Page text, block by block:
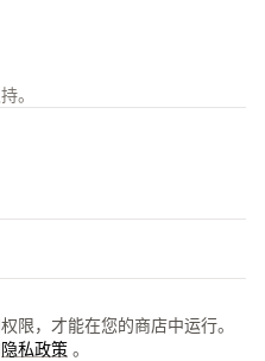
。
限，才能在您的商店中运行。
隐私政策 。